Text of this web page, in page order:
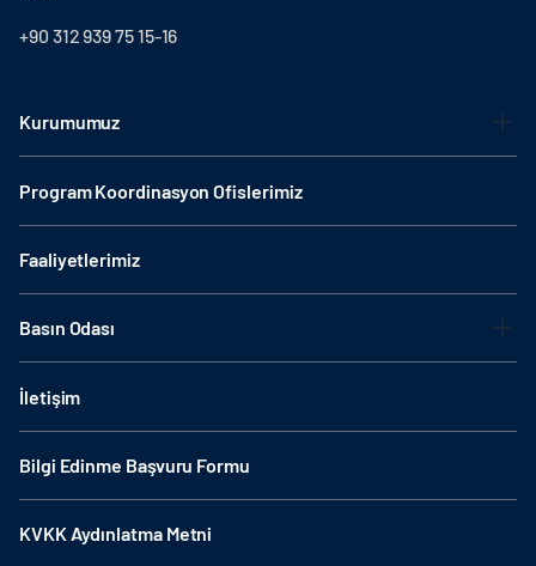
+90 312 939 75 15-16
Kurumumuz
Program Koordinasyon Ofislerimiz
Faaliyetlerimiz
Basın Odası
İletişim
Bilgi Edinme Başvuru Formu
KVKK Aydınlatma Metni